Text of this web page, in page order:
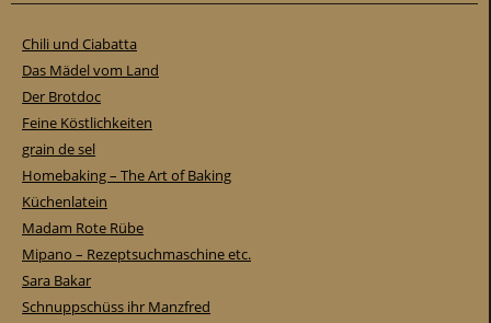
Chili und Ciabatta
Das Mädel vom Land
Der Brotdoc
Feine Köstlichkeiten
grain de sel
Homebaking – The Art of Baking
Küchenlatein
Madam Rote Rübe
Mipano – Rezeptsuchmaschine etc.
Sara Bakar
Schnuppschüss ihr Manzfred